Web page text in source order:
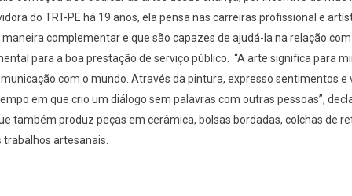
do TRT-PE há 19 anos, ela pensa nas carreiras profissional e
complementar e que são capazes de ajudá-la na relação
para a boa prestação de serviço público. “A arte significa para
com o mundo. Através da pintura, expresso sentimentos e
em que crio um diálogo sem palavras com outras pessoas”,
também produz peças em cerâmica, bolsas bordadas, colchas de
trabalhos artesanais.